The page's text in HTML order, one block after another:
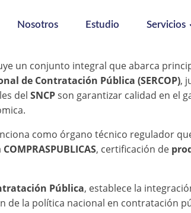
Nosotros Estudio Servicios
un conjunto integral que abarca
de Contratación Pública (SERCOP),
del SNCPson garantizar calidad en el
como órgano técnico regulador
COMPRASPUBLICAS, certificación de
Pública, establece la
la política nacional en contratación